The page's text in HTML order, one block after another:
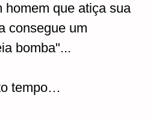
homem que atiça sua
consegue um
bomba"...
tempo…